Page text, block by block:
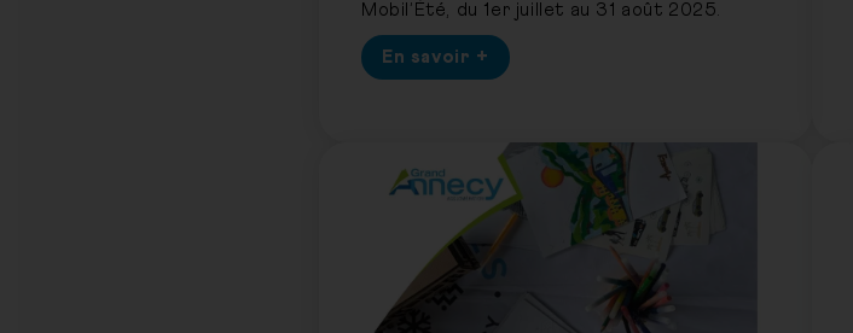
Mobil’Été, du 1er juillet au 31 août 2025.
En savoir +